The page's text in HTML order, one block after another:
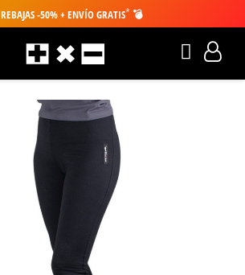
REBAJAS -50% + ENVÍO GRATIS* 💣